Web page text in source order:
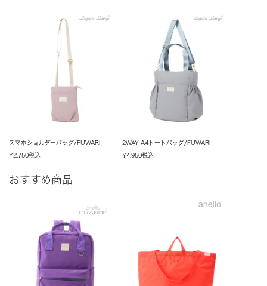
スマホショルダーバッグ/FUWARI
¥2,750税込
2WAY A4トートバッグ/FUWARI
¥4,950税込
おすすめ商品